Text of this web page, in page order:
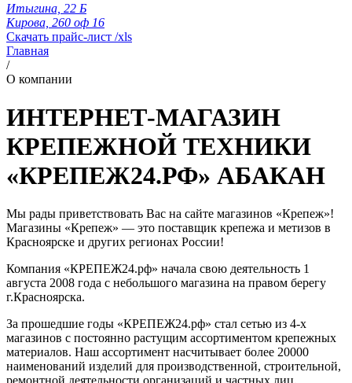
Итыгина, 22 Б
Кирова, 260 оф 16
Скачать прайс-лист /xls
Главная
/
О компании
ИНТЕРНЕТ-МАГАЗИН
КРЕПЕЖНОЙ ТЕХНИКИ
«КРЕПЕЖ24.РФ» АБАКАН
Мы рады приветствовать Вас на сайте магазинов «Крепеж»!
Магазины «Крепеж» — это поставщик крепежа и метизов в
Красноярске и других регионах России!
Компания «КРЕПЕЖ24.рф» начала свою деятельность 1
августа 2008 года с небольшого магазина на правом берегу
г.Красноярска.
За прошедшие годы «КРЕПЕЖ24.рф» стал сетью из 4-х
магазинов с постоянно растущим ассортиментом крепежных
материалов. Наш ассортимент насчитывает более 20000
наименований изделий для производственной, строительной,